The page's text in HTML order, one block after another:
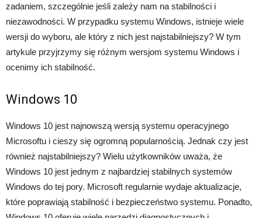
zadaniem, szczególnie jeśli zależy nam na stabilności i
niezawodności. W przypadku systemu Windows, istnieje wiele
wersji do wyboru, ale który z nich jest najstabilniejszy? W tym
artykule przyjrzymy się różnym wersjom systemu Windows i
ocenimy ich stabilność.
Windows 10
Windows 10 jest najnowszą wersją systemu operacyjnego
Microsoftu i cieszy się ogromną popularnością. Jednak czy jest
również najstabilniejszy? Wielu użytkowników uważa, że
Windows 10 jest jednym z najbardziej stabilnych systemów
Windows do tej pory. Microsoft regularnie wydaje aktualizacje,
które poprawiają stabilność i bezpieczeństwo systemu. Ponadto,